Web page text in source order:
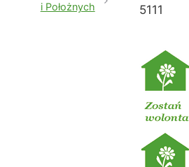
i Położnych
5111